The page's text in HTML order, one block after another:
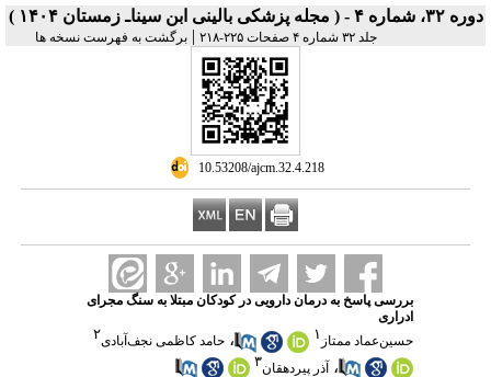
دوره ۳۲، شماره ۴ - ( مجله پزشکی بالینی ابن سیناـ زمستان ۱۴۰۴ )
جلد ۳۲ شماره ۴ صفحات ۲۲۵-۲۱۸ | برگشت به فهرست نسخه ها
‎ 10.53208/ajcm.32.4.218
بررسی پاسخ به درمان دارویی در کودکان مبتلا به سنگ مجرای
ادراری
حسین‌عماد ممتاز ۱ ، حامد کاظمی نجف‌آبادی۲
، آذر پیردهقان۳